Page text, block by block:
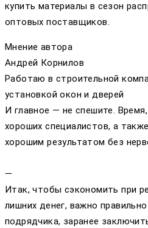
купить материалы в сезон
оптовых поставщиков.
Мнение автора
Андрей Корнилов
Работаю в строительной
установкой окон и дверей
И главное — не спешите.
хороших специалистов, а
хорошим результатом без
—
Итак, чтобы сэкономить при
лишних денег, важно
подрядчика, заранее